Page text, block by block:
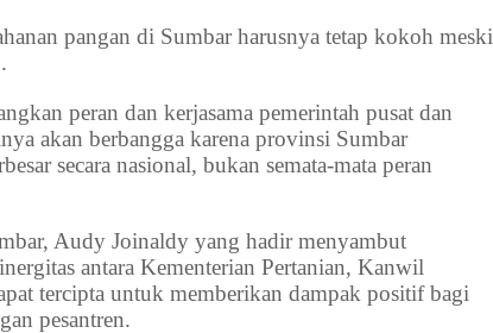
pangan di Sumbar harusnya tetap kokoh meski
peran dan kerjasama pemerintah pusat dan
akan berbangga karena provinsi Sumbar
secara nasional, bukan semata-mata peran
Audy Joinaldy yang hadir menyambut
antara Kementerian Pertanian, Kanwil
tercipta untuk memberikan dampak positif bagi
pesantren.